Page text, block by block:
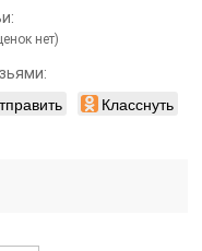
нет)
Класснуть